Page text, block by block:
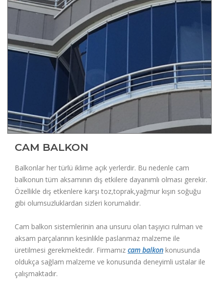
CAM BALKON
Balkonlar her türlü iklime açık yerlerdir. Bu nedenle cam
balkonun tüm aksamının dış etkilere dayanımlı olması gerekir.
Özellikle dış etkenlere karşı toz,toprak,yağmur kışın soğuğu
gibi olumsuzluklardan sizleri korumalıdır.
Cam balkon sistemlerinin ana unsuru olan taşıyıcı rulman ve
aksam parçalarının kesinlikle paslanmaz malzeme ile
üretilmesi gerekmektedir. Firmamız cam balkon konusunda
oldukça sağlam malzeme ve konusunda deneyimli ustalar ile
çalışmaktadır.